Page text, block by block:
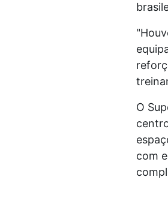
O
com